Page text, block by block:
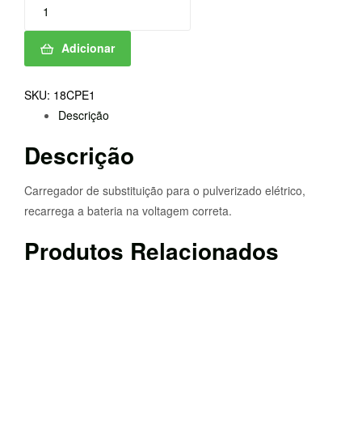
CARREGADOR
P/PULVERIZADOR
Adicionar
SKU: 18CPE1
Descrição
Descrição
Carregador de substituição para o pulverizado elétrico,
recarrega a bateria na voltagem correta.
Produtos Relacionados